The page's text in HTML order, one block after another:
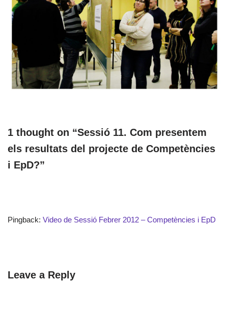
1 thought on “Sessió 11. Com presentem
els resultats del projecte de Competències
i EpD?”
Pingback: Video de Sessió Febrer 2012 – Competències i EpD
Leave a Reply